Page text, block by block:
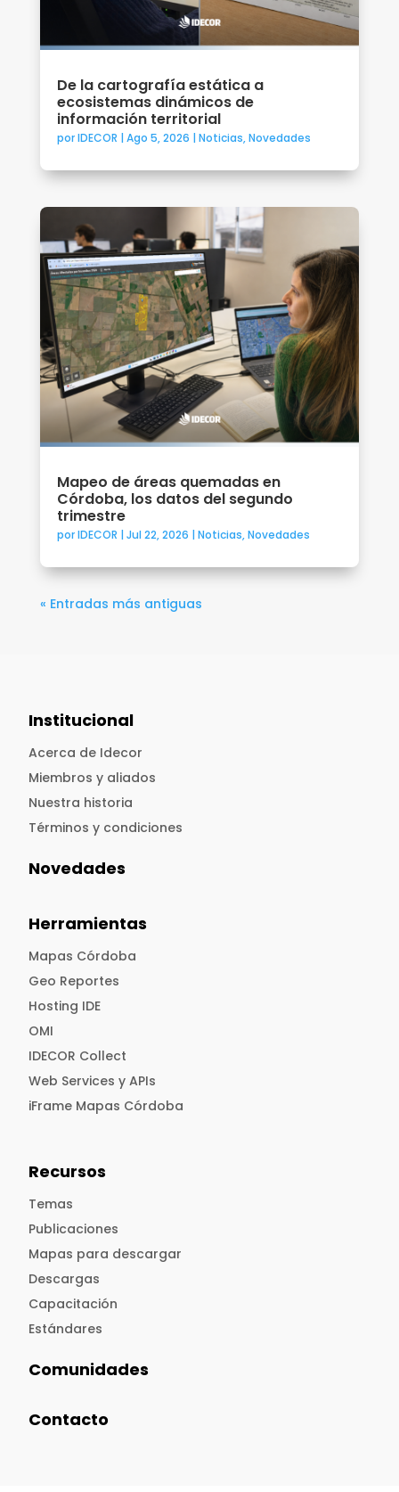
De la cartografía estática a
ecosistemas dinámicos de
información territorial
porIDECOR | Ago 5, 2026 | Noticias,Novedades
Mapeo de áreas quemadas en
Córdoba, los datos del segundo
trimestre
porIDECOR | Jul 22, 2026 | Noticias,Novedades
« Entradas más antiguas
Institucional
Acerca de Idecor
Miembros y aliados
Nuestra historia
Términos y condiciones
Novedades
Herramientas
Mapas Córdoba
Geo Reportes
Hosting IDE
OMI
IDECOR Collect
Web Services y APIs
iFrame Mapas Córdoba
Recursos
Temas
Publicaciones
Mapas para descargar
Descargas
Capacitación
Estándares
Comunidades
Contacto